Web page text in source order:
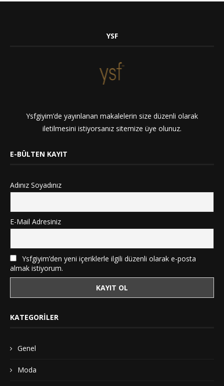
YSF
Ysfgiyim’de yayınlanan makalelerin size düzenli olarak
iletilmesini istiyorsanız sitemize üye olunuz.
E-BÜLTEN KAYIT
Adınız Soyadınız
E-Mail Adresiniz
Ysfgiyim’den yeni içeriklerle ilgili düzenli olarak e-posta
almak istiyorum.
KATEGORILER
Genel
Moda